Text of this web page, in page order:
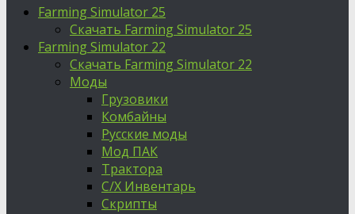
Farming Simulator 25
Скачать Farming Simulator 25
Farming Simulator 22
Скачать Farming Simulator 22
Моды
Грузовики
Комбайны
Русские моды
Мод ПАК
Трактора
С/Х Инвентарь
Скрипты